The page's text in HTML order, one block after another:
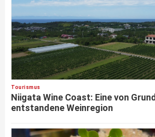
Tourismus
Niigata Wine Coast: Eine von
entstandene Weinregion